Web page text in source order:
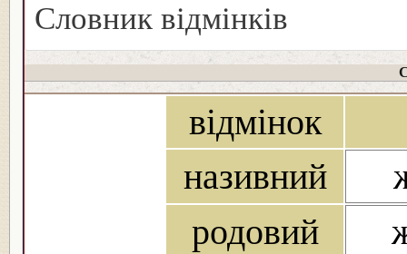
Словник відмінків
відмінок
називний
родовий